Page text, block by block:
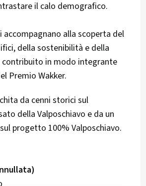
il calo demografico.
accompagnano alla scoperta del
della sostenibilità e della
contribuito in modo integrante
Premio Wakker.
da cenni storici sul
della Valposchiavo e da un
progetto 100% Valposchiavo.